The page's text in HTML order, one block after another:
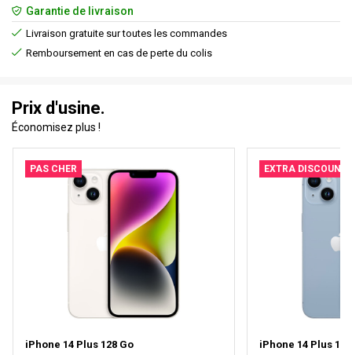
Garantie de livraison
Livraison gratuite sur toutes les commandes
Remboursement en cas de perte du colis
Prix d'usine.
Économisez plus !
PAS CHER
iPhone 14 Plus 128 Go
EXTRA DISCOUNT
iPhone 14 Plus